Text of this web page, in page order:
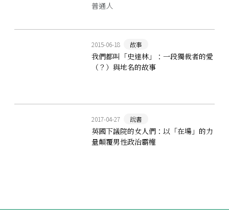
普通人
2015-06-18 故事
我們都叫「史達林」：一段獨裁者的愛
（？）與地名的故事
2017-04-27 說書
英國下議院的女人們：以「在場」的力
量顛覆男性政治霸權